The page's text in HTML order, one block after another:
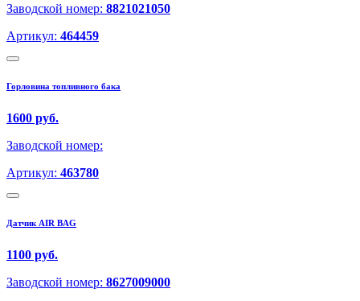
Заводской номер: 8821021050
Артикул: 464459
Горловина топливного бака
1600 руб.
Заводской номер:
Артикул: 463780
Датчик AIR BAG
1100 руб.
Заводской номер: 8627009000